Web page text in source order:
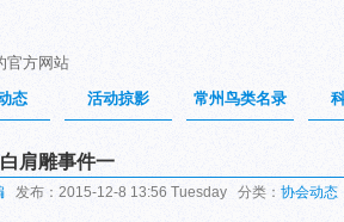
官方网站
态 活动掠影 常州鸟类名录
肩雕事件一
发布：2015-12-8 13:56 Tuesday 分类： 协会动态